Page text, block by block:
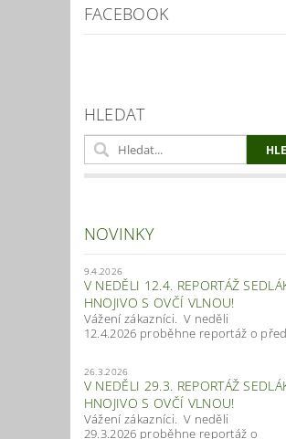
FACEBOOK
HLEDAT
NOVINKY
9.4.2026
V NEDĚLI 12.4. REPORTÁŽ
HNOJIVO S OVČÍ VLNOU!
Vážení zákazníci. V neděli
12.4.2026 proběhne reportáž o
26.3.2026
V NEDĚLI 29.3. REPORTÁŽ
HNOJIVO S OVČÍ VLNOU!
Vážení zákazníci. V neděli
29.3.2026 proběhne reportáž o